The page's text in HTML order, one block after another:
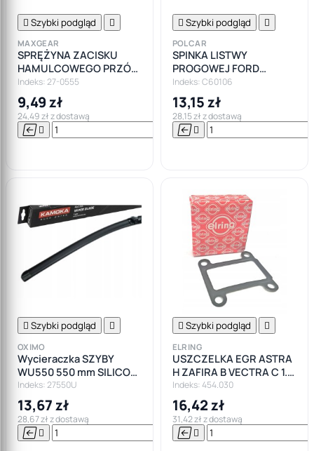
 Szybki podgląd 
MAXGEAR
SPRĘŻYNA ZACISKU
HAMULCOWEGO PRZÓD
SYSTEM ATE ZESTAW
MONTAŻOWY
Indeks: 27-0555
9,49 zł
24,49 zł z dostawą
  

 Szybki podgląd 
POLCAR
SPINKA LISTWY
PROGOWEJ FORD
MONDEO MK1 MK2 MK3
MK4
Indeks: C60106
13,15 zł
28,15 zł z dostawą
 
 Szybki podgląd 
OXIMO
Wycieraczka SZYBY
WU550 550 mm SILICON
LINE PŁASKA
Indeks: 27550U
13,67 zł
28,67 zł z dostawą
  

 Szybki podgląd 
ELRING
USZCZELKA EGR ASTRA
H ZAFIRA B VECTRA C 1.9
CDTI
Indeks: 454.030
16,42 zł
31,42 zł z dostawą
 